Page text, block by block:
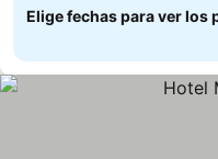
Elige fechas para ver los